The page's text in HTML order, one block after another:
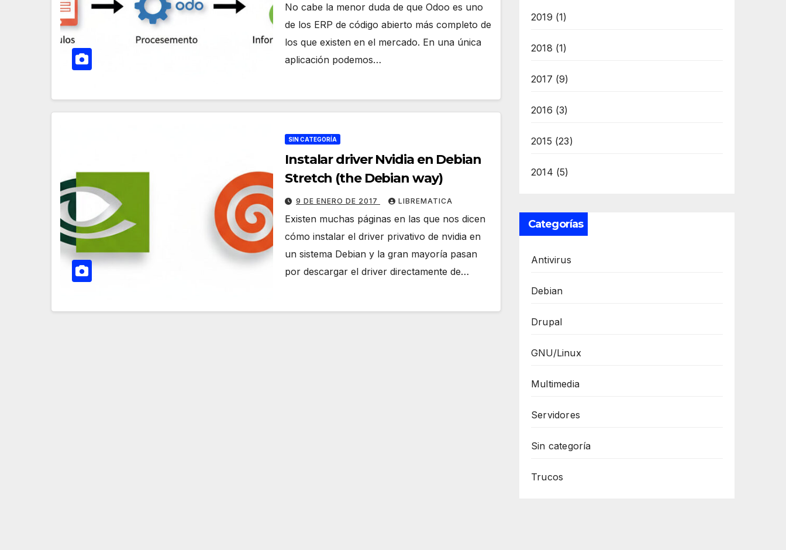
No cabe la menor duda de que Odoo es uno
de los ERP de código abierto más completo de
los que existen en el mercado. En una única
aplicación podemos…
SIN CATEGORÍA
Instalar driver Nvidia en Debian
Stretch (the Debian way)
9 DE ENERO DE 2017 LIBREMATICA
Existen muchas páginas en las que nos dicen
cómo instalar el driver privativo de nvidia en
un sistema Debian y la gran mayoría pasan
por descargar el driver directamente de…
2019 (1)
2018 (1)
2017 (9)
2016 (3)
2015 (23)
2014 (5)
Categorías
Antivirus
Debian
Drupal
GNU/Linux
Multimedia
Servidores
Sin categoría
Trucos